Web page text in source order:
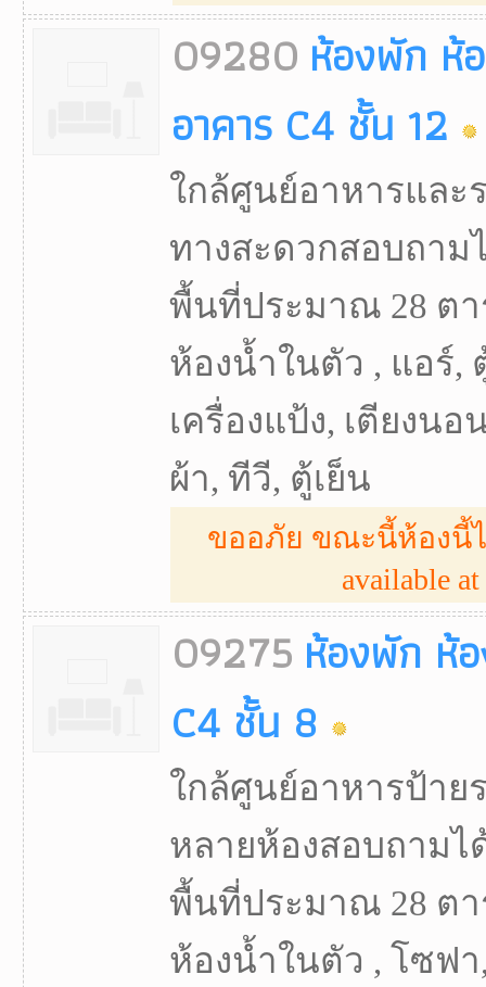
09280 ห้องพัก ห้
อาคาร C4 ชั้น 12
ใกล้ศูนย์อาหารและ
ทางสะดวกสอบถาม
พื้นที่ประมาณ 28 ตา
ห้องน้ำในตัว , แอร์,
เครื่องแป้ง, เตียงน
ผ้า, ทีวี, ตู้เย็น
ขออภัย ขณะนี้ห้องนี้ไ
available
09275 ห้องพัก ห้อ
C4 ชั้น 8
ใกล้ศูนย์อาหารป้าย
หลายห้องสอบถามไ
พื้นที่ประมาณ 28 ตา
ห้องน้ำในตัว , โซฟ